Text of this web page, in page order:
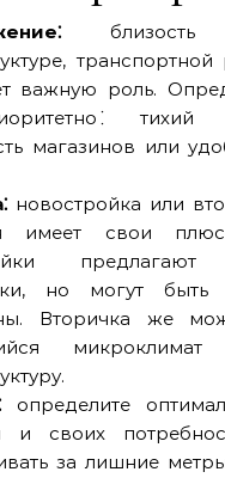
близость
важную роль.
тихий
магазинов или
новостройка или
имеет свои
предлагают
но могут
Вторичка же
определите
и своих
за лишние